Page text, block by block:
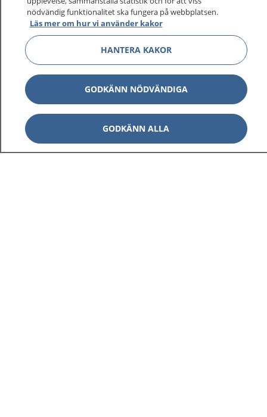
nödvändig funktionalitet ska fungera på webbplatsen.
Läs mer om hur vi använder kakor
HANTERA KAKOR
GODKÄNN NÖDVÄNDIGA
GODKÄNN ALLA